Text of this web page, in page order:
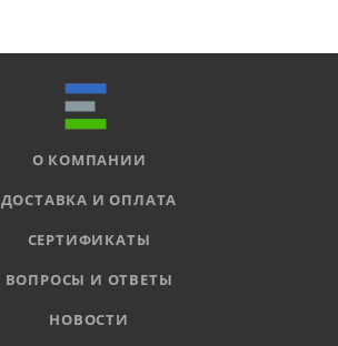
О КОМПАНИИ
ДОСТАВКА И ОПЛАТА
СЕРТИФИКАТЫ
ВОПРОСЫ И ОТВЕТЫ
НОВОСТИ